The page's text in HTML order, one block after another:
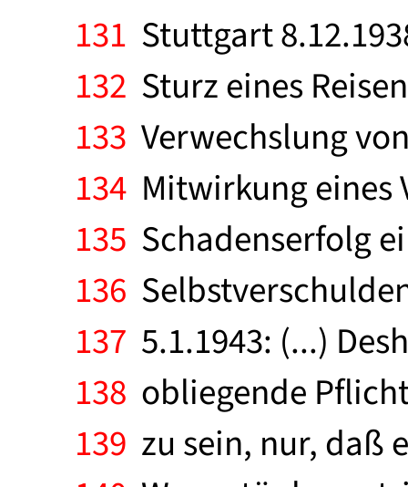
131 Stuttgart
132 Sturz eines
133 Verwechslung
134 Mitwirkung eines
135 Schadenserfolg
136
137 5.1.1943: (...)
138 obliegende
139 zu sein, nur, daß